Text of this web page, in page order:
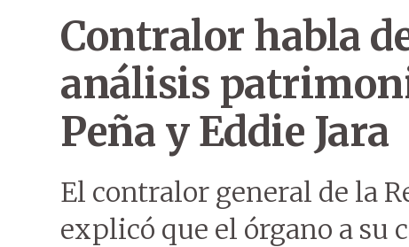
Contralor habla
análisis
Peña y Eddie Jara
El contralor general de la
explicó que el órgano a su